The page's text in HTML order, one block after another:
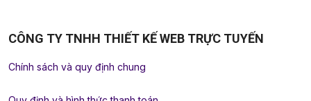
CÔNG TY TNHH THIẾT KẾ WEB TRỰC TUYẾN
Chính sách và quy định chung